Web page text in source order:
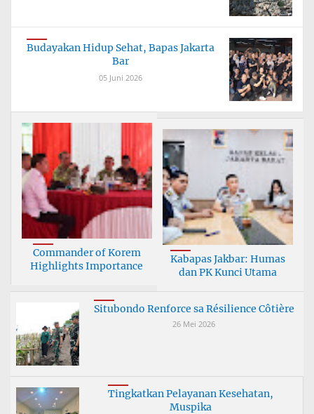
Budayakan Hidup Sehat, Bapas Jakarta
Bar
05 Juni 2026
Commander of Korem
Highlights Importance
Kabapas Jakbar: Humas
dan PK Kunci Utama
Situbondo Renforce sa Résilience Côtière
26 Mei 2026
Tingkatkan Pelayanan Kesehatan,
Muspika